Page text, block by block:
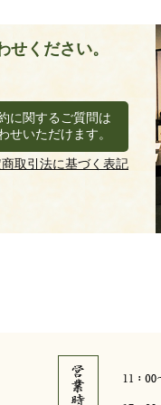
ください。
に関するご質問は
せいただけます。
取引法に基づく表記